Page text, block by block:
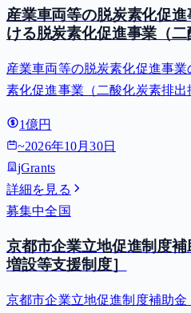
産業車両等の脱炭素化促
ける脱炭素化促進事業（
産業車両等の脱炭素化促進事
素化促進事業（二酸化炭素排出
1億円
~2026年10月30日
jGrants
詳細を見る
募集中全国
京都市企業立地促進制度
増設等支援制度］
京都市企業立地促進制度補助